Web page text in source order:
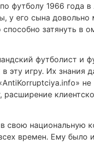
футболу 1966 года
у его сына
затянуть в
футболист и
эту игру. Их знания
свою национальную
времен. Ему было